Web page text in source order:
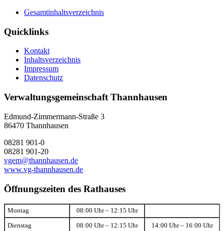
Gesamtinhaltsverzeichnis
Quicklinks
Kontakt
Inhaltsverzeichnis
Impressum
Datenschutz
Verwaltungsgemeinschaft Thannhausen
Edmund-Zimmermann-Straße 3
86470 Thannhausen
08281 901-0
08281 901-20
vgem@thannhausen.de
www.vg-thannhausen.de
Öffnungszeiten des Rathauses
Montag 08:00 Uhr – 12:15 Uhr
Dienstag 08:00 Uhr – 12:15 Uhr 14:00 Uhr – 16:00 Uhr